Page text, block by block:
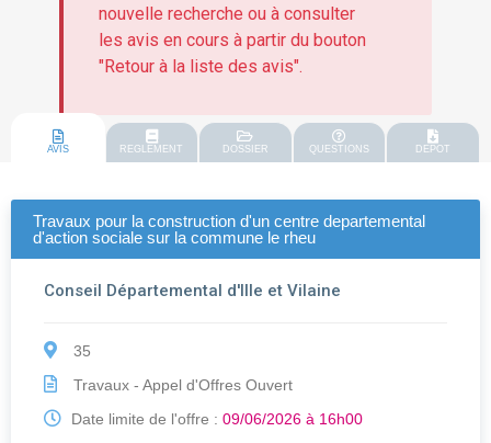
nouvelle recherche ou à consulter
les avis en cours à partir du bouton
"Retour à la liste des avis".
AVIS REGLEMENT DOSSIER QUESTIONS DEPOT
Travaux pour la construction d'un centre departemental
d'action sociale sur la commune le rheu
Conseil Départemental d'Ille et Vilaine
35
Travaux - Appel d'Offres Ouvert
Date limite de l'offre : 09/06/2026 à 16h00